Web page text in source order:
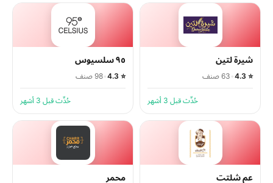
شيرة لتين
⭐ 4.3 63 صنف
حُدِّث قبل 3 أشهر
٩٥ سلسيوس
⭐ 4.3 98 صنف
حُدِّث قبل 3 أشهر
عم شلتت محمر